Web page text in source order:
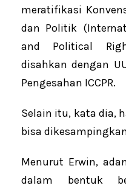
meratifikasi
dan Politik
and Political
disahkan dengan
Pengesahan ICCPR.
Selain itu, kata dia,
bisa
Menurut Erwin,
dalam bentuk